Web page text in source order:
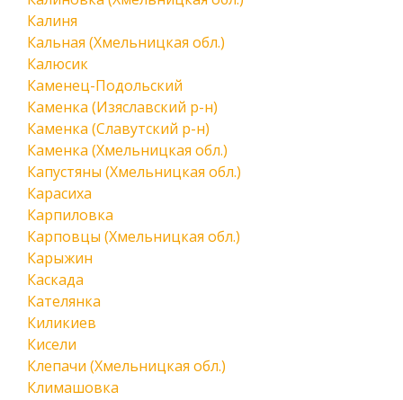
Калиня
Кальная (Хмельницкая обл.)
Калюсик
Каменец-Подольский
Каменка (Изяславский р-н)
Каменка (Славутский р-н)
Каменка (Хмельницкая обл.)
Капустяны (Хмельницкая обл.)
Карасиха
Карпиловка
Карповцы (Хмельницкая обл.)
Карыжин
Каскада
Кателянка
Киликиев
Кисели
Клепачи (Хмельницкая обл.)
Климашовка